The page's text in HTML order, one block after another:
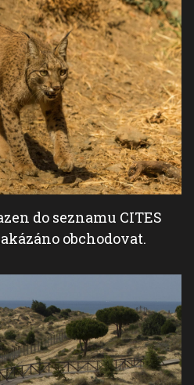
do seznamu CITES
obchodovat.